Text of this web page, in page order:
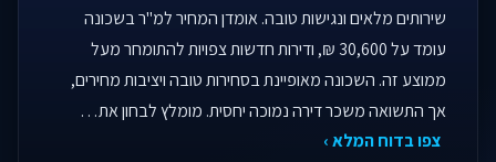
שירותים מלאים ונגישות טובה. אומדן המחיר למ"ר בשכונה
עומד על 30,600 ₪, ודירות חדשות צפויות להתומחר מעל
ממוצע זה. השכונה מאופיינת בסחירות טובה ויציבות מחירים,
אך התשואה משכר דירה נמוכה יחסית. מומלץ לבחון את…
צפו בדוח המלא ›